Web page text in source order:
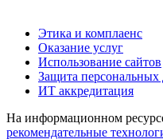
Этика и комплаенс
Оказание услуг
Использование сайтов
Защита
ИТ аккредитация
На информационном
рекомендательные